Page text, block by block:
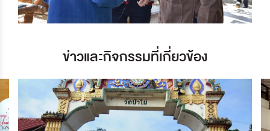
ข่าวและกิจกรรมที่เกี่ยวข้อง